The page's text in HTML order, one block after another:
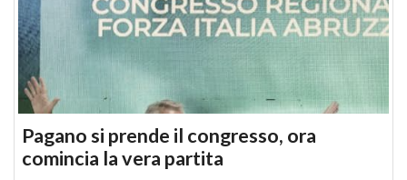
Pagano si prende il congresso, ora
comincia la vera partita